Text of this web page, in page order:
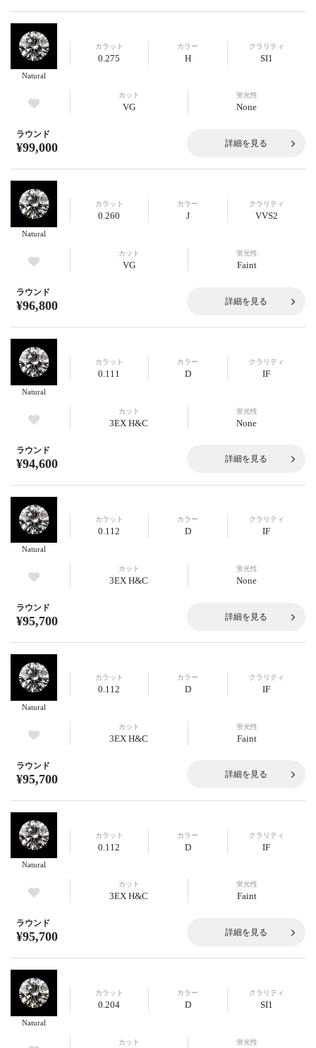
Natural
カラット
0.275
カラー
H
クラリティ
SI1
カット
VG
蛍光性
None
ラウンド
¥99,000 詳細を見る
Natural
カラット
0.260
カラー
J
クラリティ
VVS2
カット
VG
蛍光性
Faint
ラウンド
¥96,800 詳細を見る
Natural
カラット
0.111
カラー
D
クラリティ
IF
カット
3EX H&C
蛍光性
None
ラウンド
¥94,600 詳細を見る
Natural
カラット
0.112
カラー
D
クラリティ
IF
カット
3EX H&C
蛍光性
None
ラウンド
¥95,700 詳細を見る
Natural
カラット
0.112
カラー
D
クラリティ
IF
カット
3EX H&C
蛍光性
Faint
ラウンド
¥95,700 詳細を見る
Natural
カラット
0.112
カラー
D
クラリティ
IF
カット
3EX H&C
蛍光性
Faint
ラウンド
¥95,700 詳細を見る
Natural
カラット
0.204
カラー
D
クラリティ
SI1
カット 蛍光性